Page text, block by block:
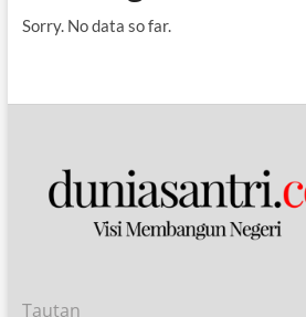
Sorry. No data so far.
Tautan